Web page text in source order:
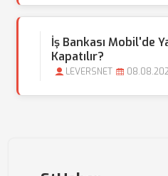
İş Bankası Mobil'de
Kapatılır?
LEVERSNET